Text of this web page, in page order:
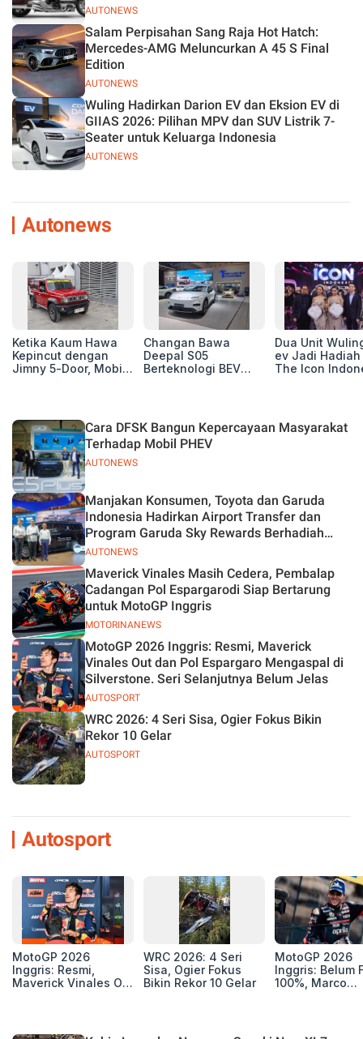
AUTONEWS
AUTONEWS
Salam Perpisahan Sang Raja Hot Hatch:
Mercedes-AMG Meluncurkan A 45 S Final
Edition
AUTONEWS
Wuling Hadirkan Darion EV dan Eksion EV di
GIIAS 2026: Pilihan MPV dan SUV Listrik 7-
Seater untuk Keluarga Indonesia
Autonews
Ketika Kaum Hawa
Kepincut dengan
Jimny 5-Door, Mobil
Changan Bawa
Deepal S05
Berteknologi BEV
Dua Unit
ev Jadi Hadiah
The Icon
AUTONEWS
Cara DFSK Bangun Kepercayaan Masyarakat
Terhadap Mobil PHEV
AUTONEWS
Manjakan Konsumen, Toyota dan Garuda
Indonesia Hadirkan Airport Transfer dan
Program Garuda Sky Rewards Berhadiah
Hybrid EV
MOTORINANEWS
Maverick Vinales Masih Cedera, Pembalap
Cadangan Pol Espargarodi Siap Bertarung
untuk MotoGP Inggris
AUTOSPORT
MotoGP 2026 Inggris: Resmi, Maverick
Vinales Out dan Pol Espargaro Mengaspal di
Silverstone. Seri Selanjutnya Belum Jelas
AUTOSPORT
WRC 2026: 4 Seri Sisa, Ogier Fokus Bikin
Rekor 10 Gelar
Autosport
MotoGP 2026
Inggris: Resmi,
Maverick Vinales Out
Selanjutnya Belum
WRC 2026: 4 Seri
Sisa, Ogier Fokus
Bikin Rekor 10 Gelar
MotoGP 2026
Inggris: Belum
100%, Marco
GP